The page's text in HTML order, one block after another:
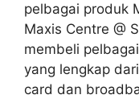
pelbagai produk
Maxis Centre @
membeli
yang lengkap
card dan